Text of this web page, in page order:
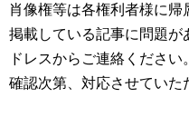
肖像権等は各権利者様に帰
掲載している記事に問題が
ドレスからご連絡ください。
確認次第、対応させていた